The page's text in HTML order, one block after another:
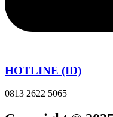
HOTLINE (ID)
0813 2622 5065